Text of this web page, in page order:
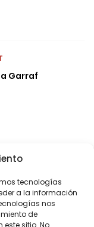
tecnologías
a la información
nos
de
sitio. No
Garraf